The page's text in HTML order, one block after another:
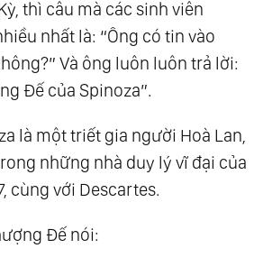
Và Địa Ngục
Quỷ Satan
Của Linh Hồn
Từ Khoa Học
Sẽ Cứu Được “Mình”
Kỷ Nguyên
thì câu mà các sinh viên
nhất là: “Ông có tin vào
Và ông luôn luôn trả lời:
Đế của Spinoza”.
là một triết gia người Hoà Lan,
những nhà duy lý vĩ đại của
cùng với Descartes.
Đế nói: